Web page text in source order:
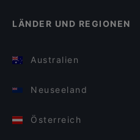
LÄNDER UND REGIONEN
Australien
Neuseeland
Österreich